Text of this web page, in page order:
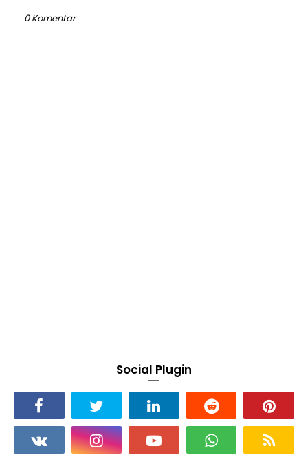
0 Komentar
Social Plugin